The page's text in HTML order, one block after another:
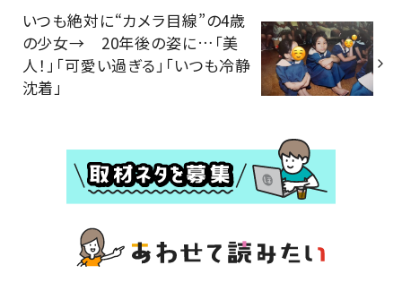
いつも絶対に“カメラ目線”の4歳
の少女→ 20年後の姿に…「美
人！」「可愛い過ぎる」「いつも冷静
沈着」